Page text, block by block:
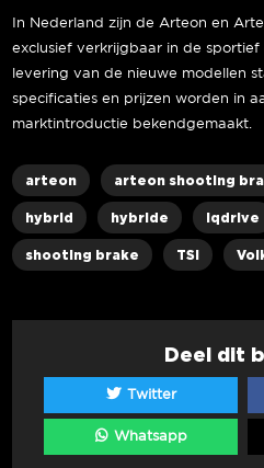
In Nederland zijn de Arteon en
exclusief verkrijgbaar in de
levering van de nieuwe modellen
specificaties en prijzen worden in
marktintroductie bekendgemaakt.
arteon arteon shooting
hybrid hybride iqdrive
shooting brake TSI
Deel dit
Twitter
Whatsapp